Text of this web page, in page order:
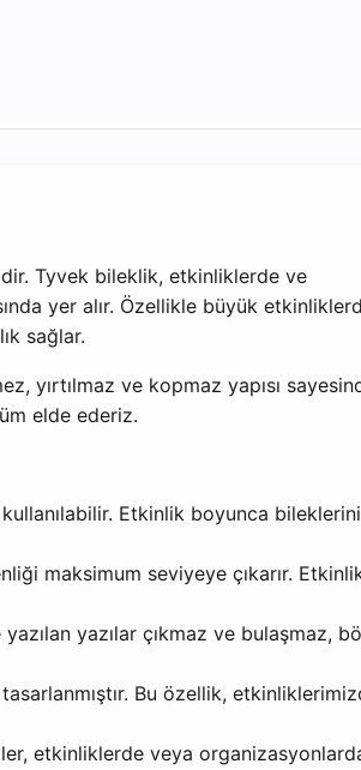
Tyvek bileklik, etkinliklerde ve
yer alır. Özellikle büyük
sağlar.
yırtılmaz ve kopmaz yapısı
elde ederiz.
Etkinlik boyunca
maksimum seviyeye çıkarır.
yazılar çıkmaz ve bulaşmaz,
Bu özellik,
etkinliklerde veya